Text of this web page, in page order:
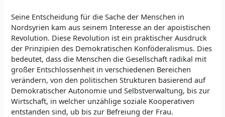
Seine Entscheidung für die Sache der Menschen in
Nordsyrien kam aus seinem Interesse an der apoistischen
Revolution. Diese Revolution ist ein praktischer Ausdruck
der Prinzipien des Demokratischen Konföderalismus. Dies
bedeutet, dass die Menschen die Gesellschaft radikal mit
großer Entschlossenheit in verschiedenen Bereichen
verändern, von den politischen Strukturen basierend auf
Demokratischer Autonomie und Selbstverwaltung, bis zur
Wirtschaft, in welcher unzählige soziale Kooperativen
entstanden sind, ub bis zur Befreiung der Frau.